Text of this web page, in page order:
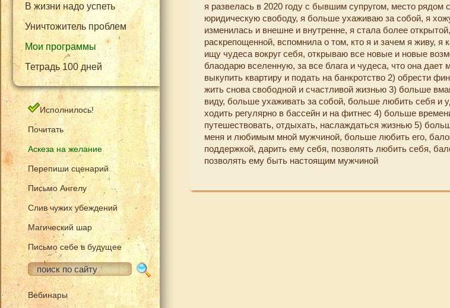
В жизни надо успеть
Уничтожитель проблем
Мои программы
Тетрадь 100 дней
Исполнилось!
Почитать
Аскеза на желание
Перепиши сценарий
Письмо Ангелу
Слив чужих убеждений
Магический шар
Письмо себе в будущее
Вебинары
я развелась в 2020 году с бывшим супругом, место рядом
юридическую свободу, я больше ухаживаю за собой, я
изменилась и внешне и внутренне, я стала более
раскрепощенной, вспомнила о том, кто я и зачем я живу,
ищу чудеса вокруг себя, открываю все новые и новые
блаодарю вселенную, за все блага и чудеса, что она дает
выкупить квартиру и подать на банкротство 2) обрести
жить снова свободной и счастливой жизнью 3) больше
виду, больше ухаживать за собой, больше любить себя и
ходить регулярно в бассейн и на фитнес 4) больше
путешествовать, отдыхать, наслаждаться жизнью 5)
меня и любимым мной мужчиной, больше любить его,
поддержкой, дарить ему себя, позволять любить себя,
позволять ему быть настоящим мужчиной